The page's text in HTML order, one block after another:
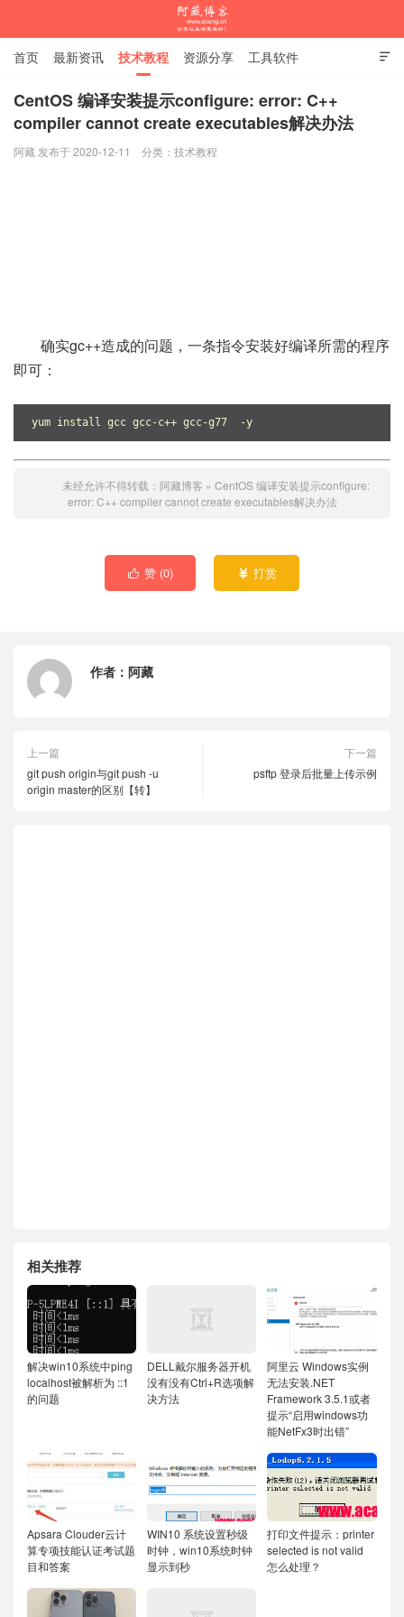
阿藏博客

首页 最新资讯 技术教程 资源分享 工具软件
杂谈随笔
CentOS 编译安装提示configure: error: C++
compiler cannot create executables解决办法
阿藏 发布于 2020-12-11 分类： 技术教程
确实gc++造成的问题，一条指令安装好编译所需的程序
即可：
yum install gcc gcc-c++ gcc-g77  -y
未经允许不得转载： 阿藏博客 » CentOS 编译安装提示configure:
error: C++ compiler cannot create executables解决办法
 赞 (0)  打赏
作者： 阿藏
上一篇
git push origin与git push -u
origin master的区别【转】
下一篇
psftp 登录后批量上传示例
相关推荐
解决win10系统中ping
localhost被解析为 ::1
的问题
DELL戴尔服务器开机
没有没有Ctrl+R选项解
决方法
阿里云 Windows实例
无法安装.NET
Framework 3.5.1或者
提示“启用windows功
能NetFx3时出错”
Apsara Clouder云计
算专项技能认证考试题
目和答案
WIN10 系统设置秒级
时钟，win10系统时钟
显示到秒
打印文件提示：printer
selected is not valid
怎么处理？